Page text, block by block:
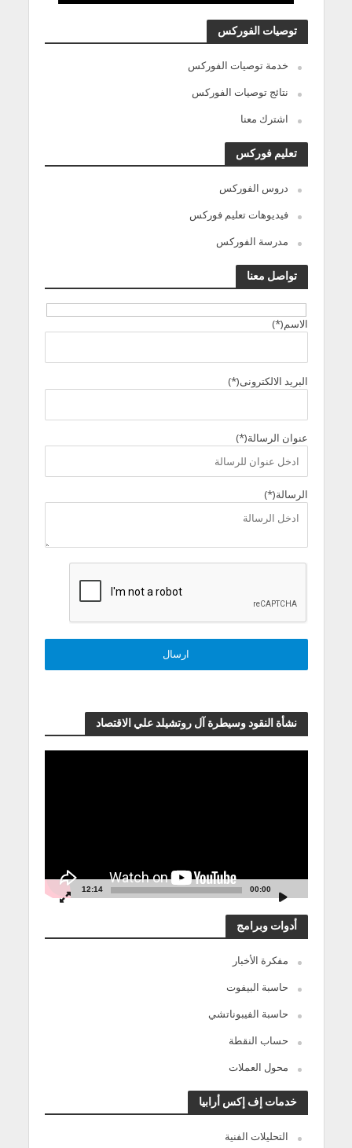
توصيات الفوركس
خدمة توصيات الفوركس
نتائج توصيات الفوركس
اشترك معنا
تعليم فوركس
دروس الفوركس
فيديوهات تعليم فوركس
مدرسة الفوركس
تواصل معنا
الاسم(*)
البريد الالكترونى(*)
عنوان الرسالة(*)
الرسالة(*)
نشأة النقود وسيطرة آل روتشيلد علي الاقتصاد
00:00
12:14
أدوات وبرامج
مفكرة الأخبار
حاسبة البيفوت
حاسبة الفيبوناتشي
حساب النقطة
محول العملات
خدمات إف إكس أرابيا
التحليلات الفنية